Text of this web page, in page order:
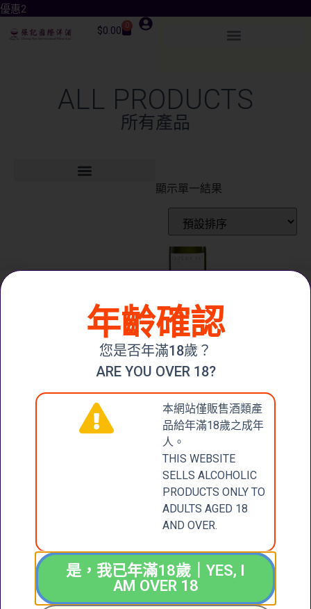
優惠2
$0.00 0
ALL PRODUCTS
所有產品
顯示單一結果
CLOUDY BAY
CHARDONNAY
2019
$350.00
加入購物車
CONTACT
+852 6388 4444
張記國際洋酒有限公
司
CHEUNG KEE
INTERNATIONAL
新界大圍成運道25-27
號成全工業大廈地下2
號舖
年齡確認
您是否年滿18歲？
ARE YOU OVER 18?
本網站僅販售酒類產
品給年滿18歲之成年
人。
THIS WEBSITE
SELLS ALCOHOLIC
PRODUCTS ONLY TO
ADULTS AGED 18
AND OVER.
是，我已年滿18歲｜YES, I
AM OVER 18